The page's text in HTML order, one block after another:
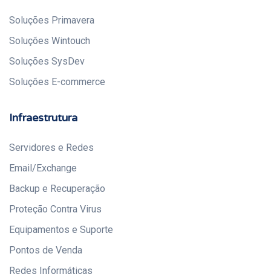
Soluções Primavera
Soluções Wintouch
Soluções SysDev
Soluções E-commerce
Infraestrutura
Servidores e Redes
Email/Exchange
Backup e Recuperação
Proteção Contra Virus
Equipamentos e Suporte
Pontos de Venda
Redes Informáticas